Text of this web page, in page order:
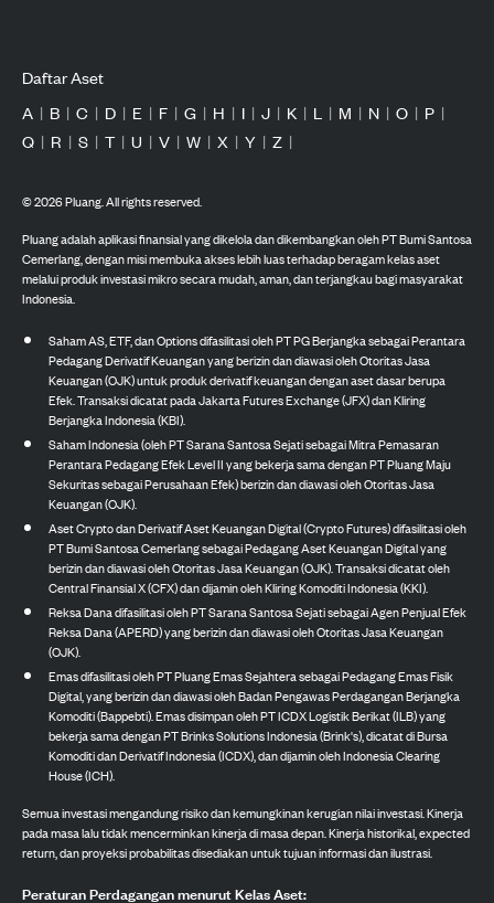
Daftar Aset
A | B | C | D | E | F | G | H | I | J | K | L | M | N | O | P |
Q | R | S | T | U | V | W | X | Y | Z |
©2026Pluang. All rights reserved.
Pluang adalah aplikasi finansial yang dikelola dan dikembangkan oleh PT Bumi Santosa
Cemerlang, dengan misi membuka akses lebih luas terhadap beragam kelas aset
melalui produk investasi mikro secara mudah, aman, dan terjangkau bagi masyarakat
Indonesia.
Saham AS, ETF, dan Options difasilitasi oleh PT PG Berjangka sebagai Perantara
Pedagang Derivatif Keuangan yang berizin dan diawasi oleh Otoritas Jasa
Keuangan (OJK) untuk produk derivatif keuangan dengan aset dasar berupa
Efek. Transaksi dicatat pada Jakarta Futures Exchange (JFX) dan Kliring
Berjangka Indonesia (KBI).
Saham Indonesia (oleh PT Sarana Santosa Sejati sebagai Mitra Pemasaran
Perantara Pedagang Efek Level II yang bekerja sama dengan PT Pluang Maju
Sekuritas sebagai Perusahaan Efek) berizin dan diawasi oleh Otoritas Jasa
Keuangan (OJK).
Aset Crypto dan Derivatif Aset Keuangan Digital (Crypto Futures) difasilitasi oleh
PT Bumi Santosa Cemerlang sebagai Pedagang Aset Keuangan Digital yang
berizin dan diawasi oleh Otoritas Jasa Keuangan (OJK). Transaksi dicatat oleh
Central Finansial X (CFX) dan dijamin oleh Kliring Komoditi Indonesia (KKI).
Reksa Dana difasilitasi oleh PT Sarana Santosa Sejati sebagai Agen Penjual Efek
Reksa Dana (APERD) yang berizin dan diawasi oleh Otoritas Jasa Keuangan
(OJK).
Emas difasilitasi oleh PT Pluang Emas Sejahtera sebagai Pedagang Emas Fisik
Digital, yang berizin dan diawasi oleh Badan Pengawas Perdagangan Berjangka
Komoditi (Bappebti). Emas disimpan oleh PT ICDX Logistik Berikat (ILB) yang
bekerja sama dengan PT Brinks Solutions Indonesia (Brink's), dicatat di Bursa
Komoditi dan Derivatif Indonesia (ICDX), dan dijamin oleh Indonesia Clearing
House (ICH).
Semua investasi mengandung risiko dan kemungkinan kerugian nilai investasi. Kinerja
pada masa lalu tidak mencerminkan kinerja di masa depan. Kinerja historikal, expected
return, dan proyeksi probabilitas disediakan untuk tujuan informasi dan ilustrasi.
Peraturan Perdagangan menurut Kelas Aset: